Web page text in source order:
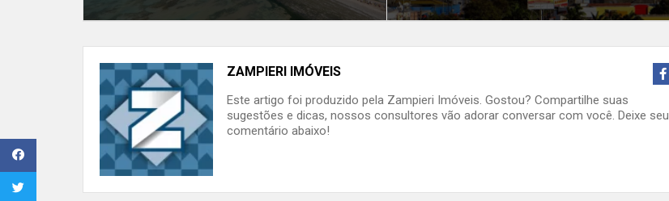
ZAMPIERI IMÓVEIS
Este artigo foi produzido pela Zampieri Imóveis. Gostou? Compartilhe suas
sugestões e dicas, nossos consultores vão adorar conversar com você. Deixe seu
comentário abaixo!